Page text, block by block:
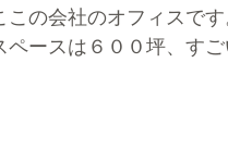
この会社のオフィスで
ペースは６００坪、す